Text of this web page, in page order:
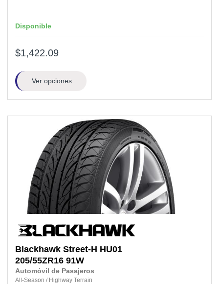
Disponible
$1,422.09
Ver opciones
Blackhawk Street-H HU01
205/55ZR16 91W
Automóvil de Pasajeros
All-Season / Highway Terrain